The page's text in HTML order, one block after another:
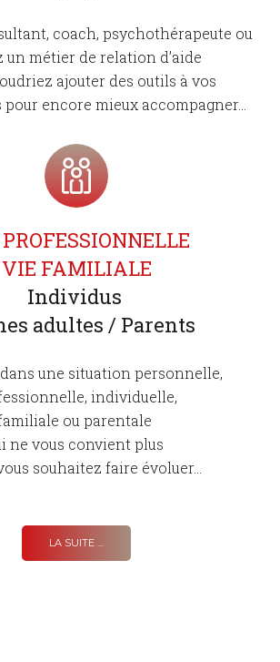
coach, psychothérapeute ou
un métier de relation d’aide
ajouter des outils à vos
encore mieux accompagner...
VIE FAMILIALE
Individus
adultes / Parents
une situation personnelle,
individuelle,
ou parentale
ne vous convient plus
souhaitez faire évoluer...
LA SUITE …